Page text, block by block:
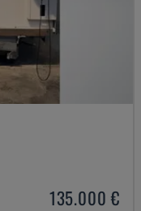
135.000 €